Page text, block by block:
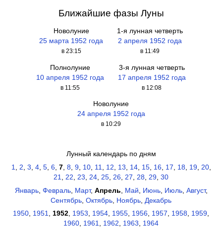
Ближайшие фазы Луны
Новолуние
25 марта 1952 года
в 23:15
1-я лунная четверть
2 апреля 1952 года
в 11:49
Полнолуние
10 апреля 1952 года
в 11:55
3-я лунная четверть
17 апреля 1952 года
в 12:08
Новолуние
24 апреля 1952 года
в 10:29
Лунный календарь по дням
1
2 3 4, 5, 6, 7, 8 9, 10, 11 12 13 14, 15, 16, 17 18 19, 20,
21
22 23 24 25 26 27 28 29 30
Январь, Февраль, Март, Апрель Май Июнь, Июль, Август,
Сентябрь Октябрь Ноябрь Декабрь
1950, 1951, 1952, 1953, 1954, 1955, 1956, 1957, 1958, 1959,
1960, 1961, 1962, 1963, 1964